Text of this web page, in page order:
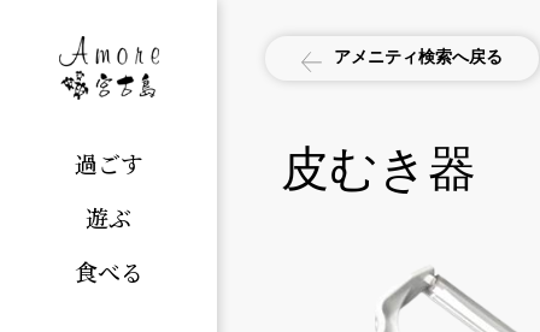
過ごす
遊ぶ
食べる
アメニティ検索へ戻る
皮むき器